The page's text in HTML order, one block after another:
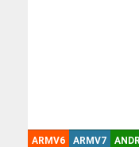
ARMV6 ARMV7